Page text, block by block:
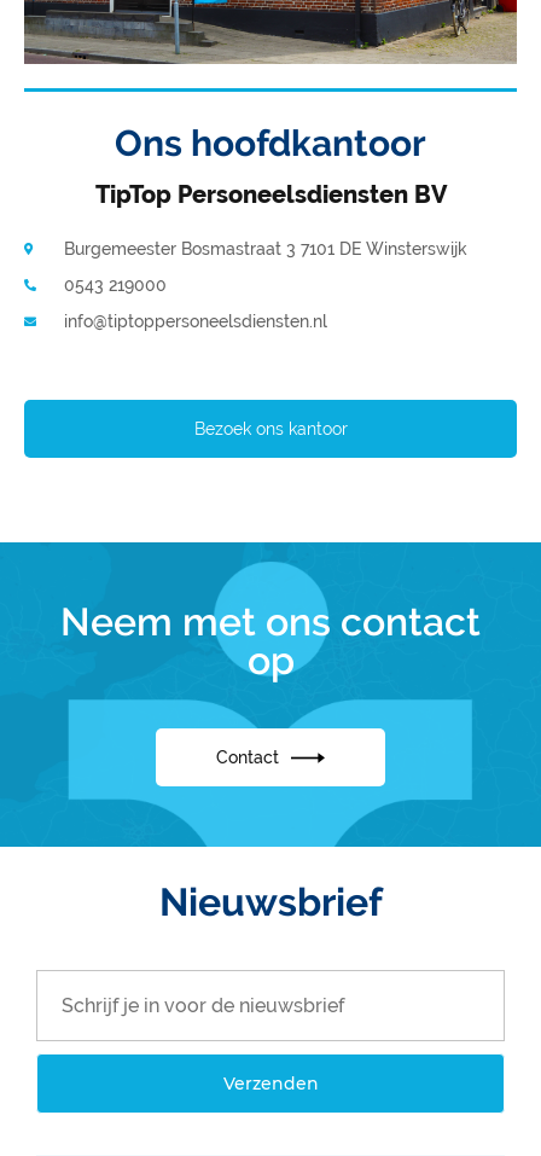
Ons hoofdkantoor
TipTop Personeelsdiensten BV
Burgemeester Bosmastraat 3 7101 DE Winsterswijk
0543 219000
info@tiptoppersoneelsdiensten.nl
Bezoek ons kantoor
Neem met ons contact
op
Contact
Nieuwsbrief
Verzenden